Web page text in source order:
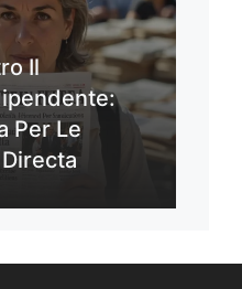
Il
Per Le